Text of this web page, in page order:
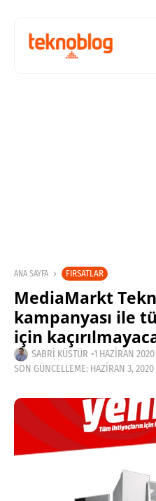
ANA SAYFA FIRSATLAR
MediaMarkt
kampanyası ile
için
SABRI KÜSTÜR 1 HAZIRAN
SON GÜNCELLEME: HAZIRAN 3, 2020